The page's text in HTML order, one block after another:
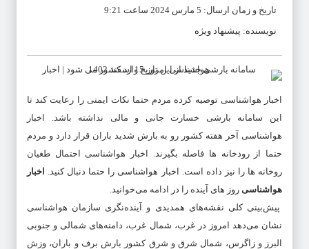
تاریخ و زمان ارسال: 5 مارس 2024 ساعت 9:21
نویسنده: پیشنهاد ویژه
اخبار هواشناسی توصیه کرده مردم حتما نکات ایمنی را رعایت کند تا
این سامانه بارشی خسارت جانی و مالی نداشته باشد.
اخبار
هواشناسی آخر هفته کشور رو به بارش شدید باران قرار دارد و مردم
حتما از رودخانه ها فاصله بگیرند.
اخبار هواشناسیاحتمال طغیان
روخانه ها را نیز داده است.
اخبار هواشناسیرا حتما دنبال کنید. اخبار
هواشناسی روز های آینده را در ادامه می‌خوانید.
پیش‌بینی کلی نقشه‌های همدیدی و آینده‌نگری سازمان هواشناسی
نشان می‌دهد امروز در غرب، شمال غرب، دامنه‌های شمالی و جنوبی
البرز و زاگرس، شمال شرق و شرق کشور بارش برف و باران، وزش